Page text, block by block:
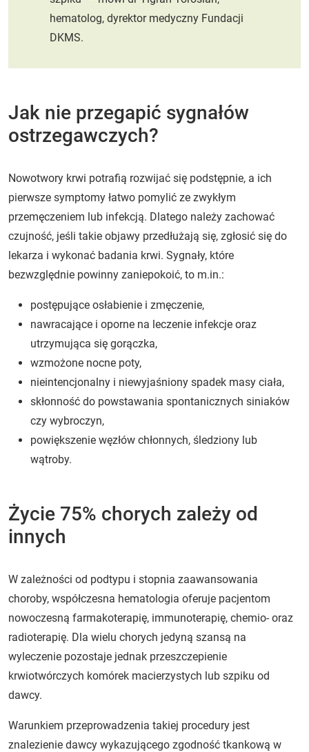
hematolog, dyrektor medyczny Fundacji
DKMS.
Jak nie przegapić sygnałów
ostrzegawczych?
Nowotwory krwi potrafią rozwijać się podstępnie, a ich
pierwsze symptomy łatwo pomylić ze zwykłym
przemęczeniem lub infekcją. Dlatego należy zachować
czujność, jeśli takie objawy przedłużają się, zgłosić się do
lekarza i wykonać badania krwi. Sygnały, które
bezwzględnie powinny zaniepokoić, to m.in.:
postępujące osłabienie i zmęczenie,
nawracające i oporne na leczenie infekcje oraz
utrzymująca się gorączka,
wzmożone nocne poty,
nieintencjonalny i niewyjaśniony spadek masy ciała,
skłonność do powstawania spontanicznych siniaków
czy wybroczyn,
powiększenie węzłów chłonnych, śledziony lub
wątroby.
Życie 75% chorych zależy od
innych
W zależności od podtypu i stopnia zaawansowania
choroby, współczesna hematologia oferuje pacjentom
nowoczesną farmakoterapię, immunoterapię, chemio- oraz
radioterapię. Dla wielu chorych jedyną szansą na
wyleczenie pozostaje jednak przeszczepienie
krwiotwórczych komórek macierzystych lub szpiku od
dawcy.
Warunkiem przeprowadzenia takiej procedury jest
znalezienie dawcy wykazującego zgodność tkankową w